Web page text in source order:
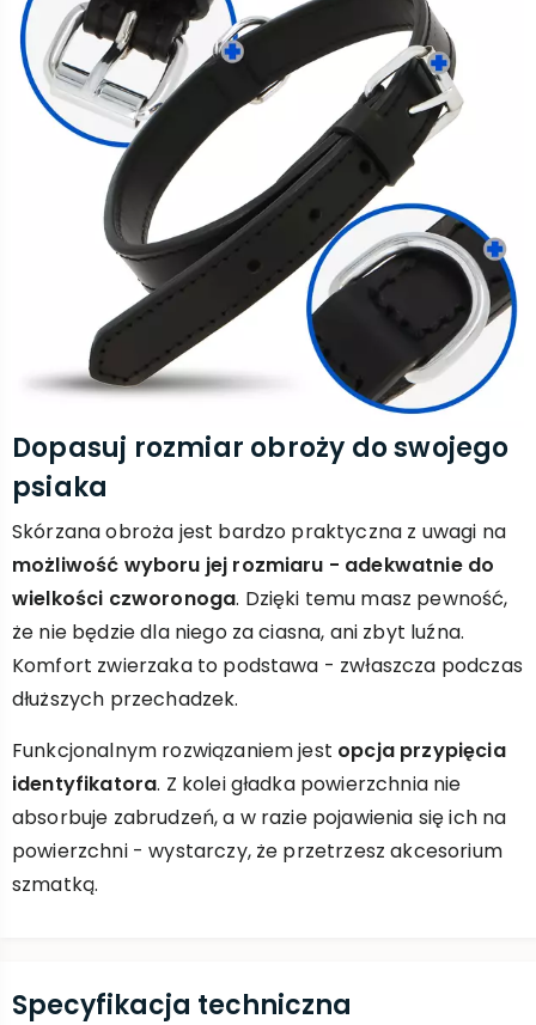
Dopasuj rozmiar obroży do swojego
psiaka
Skórzana obroża jest bardzo praktyczna z uwagi na
możliwość wyboru jej rozmiaru - adekwatnie do
wielkości czworonoga. Dzięki temu masz pewność,
że nie będzie dla niego za ciasna, ani zbyt luźna.
Komfort zwierzaka to podstawa - zwłaszcza podczas
dłuższych przechadzek.
Funkcjonalnym rozwiązaniem jest opcja przypięcia
identyfikatora. Z kolei gładka powierzchnia nie
absorbuje zabrudzeń, a w razie pojawienia się ich na
powierzchni - wystarczy, że przetrzesz akcesorium
szmatką.
Specyfikacja techniczna